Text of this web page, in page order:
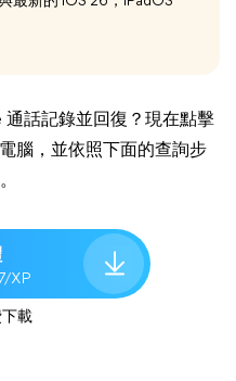
通話記錄並回復？現在點擊
腦，並依照下面的查詢步
XP
載